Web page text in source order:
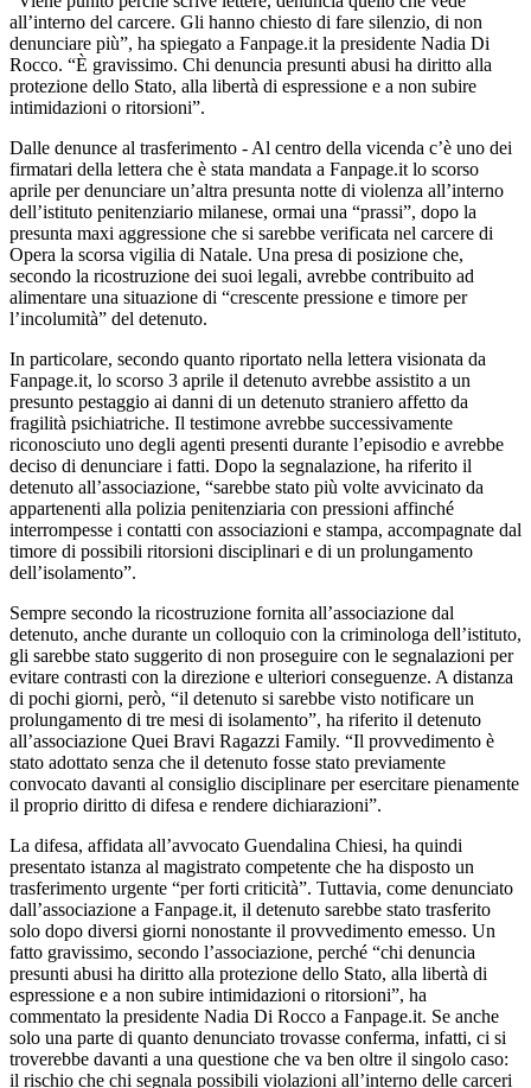
all’interno del carcere. Gli hanno chiesto di fare silenzio, di non
denunciare più”, ha spiegato a Fanpage.it la presidente Nadia Di
Rocco. “È gravissimo. Chi denuncia presunti abusi ha diritto alla
protezione dello Stato, alla libertà di espressione e a non subire
intimidazioni o ritorsioni”.
Dalle denunce al trasferimento - Al centro della vicenda c’è uno dei
firmatari della lettera che è stata mandata a Fanpage.it lo scorso
aprile per denunciare un’altra presunta notte di violenza all’interno
dell’istituto penitenziario milanese, ormai una “prassi”, dopo la
presunta maxi aggressione che si sarebbe verificata nel carcere di
Opera la scorsa vigilia di Natale. Una presa di posizione che,
secondo la ricostruzione dei suoi legali, avrebbe contribuito ad
alimentare una situazione di “crescente pressione e timore per
l’incolumità” del detenuto.
In particolare, secondo quanto riportato nella lettera visionata da
Fanpage.it, lo scorso 3 aprile il detenuto avrebbe assistito a un
presunto pestaggio ai danni di un detenuto straniero affetto da
fragilità psichiatriche. Il testimone avrebbe successivamente
riconosciuto uno degli agenti presenti durante l’episodio e avrebbe
deciso di denunciare i fatti. Dopo la segnalazione, ha riferito il
detenuto all’associazione, “sarebbe stato più volte avvicinato da
appartenenti alla polizia penitenziaria con pressioni affinché
interrompesse i contatti con associazioni e stampa, accompagnate dal
timore di possibili ritorsioni disciplinari e di un prolungamento
dell’isolamento”.
Sempre secondo la ricostruzione fornita all’associazione dal
detenuto, anche durante un colloquio con la criminologa dell’istituto,
gli sarebbe stato suggerito di non proseguire con le segnalazioni per
evitare contrasti con la direzione e ulteriori conseguenze. A distanza
di pochi giorni, però, “il detenuto si sarebbe visto notificare un
prolungamento di tre mesi di isolamento”, ha riferito il detenuto
all’associazione Quei Bravi Ragazzi Family. “Il provvedimento è
stato adottato senza che il detenuto fosse stato previamente
convocato davanti al consiglio disciplinare per esercitare pienamente
il proprio diritto di difesa e rendere dichiarazioni”.
La difesa, affidata all’avvocato Guendalina Chiesi, ha quindi
presentato istanza al magistrato competente che ha disposto un
trasferimento urgente “per forti criticità”. Tuttavia, come denunciato
dall’associazione a Fanpage.it, il detenuto sarebbe stato trasferito
solo dopo diversi giorni nonostante il provvedimento emesso. Un
fatto gravissimo, secondo l’associazione, perché “chi denuncia
presunti abusi ha diritto alla protezione dello Stato, alla libertà di
espressione e a non subire intimidazioni o ritorsioni”, ha
commentato la presidente Nadia Di Rocco a Fanpage.it. Se anche
solo una parte di quanto denunciato trovasse conferma, infatti, ci si
troverebbe davanti a una questione che va ben oltre il singolo caso:
il rischio che chi segnala possibili violazioni all’interno delle carceri